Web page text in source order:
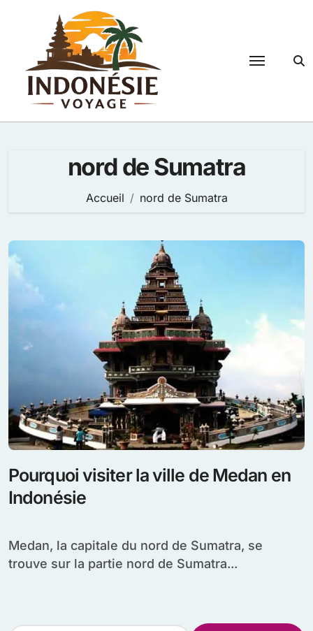
nord de Sumatra
Accueil nord de Sumatra
Pourquoi visiter la ville de Medan en
Indonésie
Medan, la capitale du nord de Sumatra, se
trouve sur la partie nord de Sumatra...